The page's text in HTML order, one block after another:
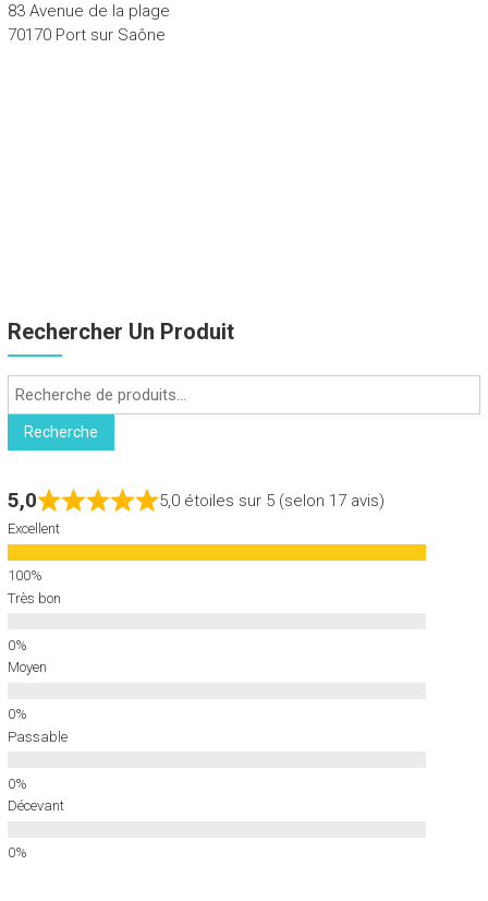
83 Avenue de la plage
70170 Port sur Saône
Rechercher Un Produit
Recherche
pour :
Recherche
5,0 5,0 étoiles sur 5 (selon 17 avis)
Excellent
Très bon
Moyen
Passable
Décevant